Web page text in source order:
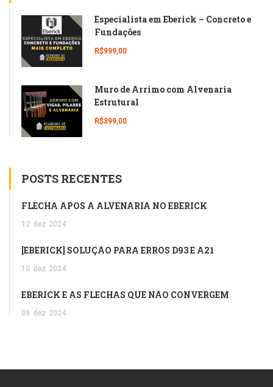
Especialista em Eberick – Concreto e
Fundações
R$999,00
Muro de Arrimo com Alvenaria
Estrutural
R$399,00
POSTS RECENTES
FLECHA APÓS A ALVENARIA NO EBERICK
12 dez 2024
[EBERICK] SOLUÇÃO PARA ERROS D93 E A21
10 dez 2024
EBERICK E AS FLECHAS QUE NÃO CONVERGEM
09 dez 2024